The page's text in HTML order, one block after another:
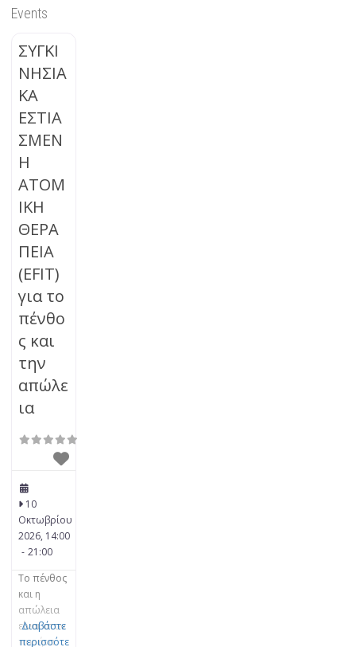
Events
ΣΥΓΚΙ
ΝΗΣΙΑ
ΚΑ
ΕΣΤΙΑ
ΣΜΕΝ
Η
ΑΤΟΜ
ΙΚΗ
ΘΕΡΑ
ΠΕΙΑ
(EFIT)
για το
πένθο
ς και
την
απώλε
ια
10
Οκτωβρίου
2026, 14:00
- 21:00
Το πένθος
και η
απώλεια
είναι στον
πυρήνα
Διαβάστε
περισσότε